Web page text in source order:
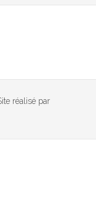
réalisé par